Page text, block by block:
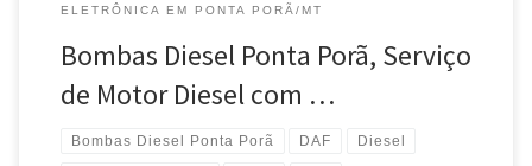
ELETRÔNICA EM PONTA PORÃ/MT
Bombas Diesel Ponta Porã, Serviço
de Motor Diesel com …
Bombas Diesel Ponta Porã DAF Diesel